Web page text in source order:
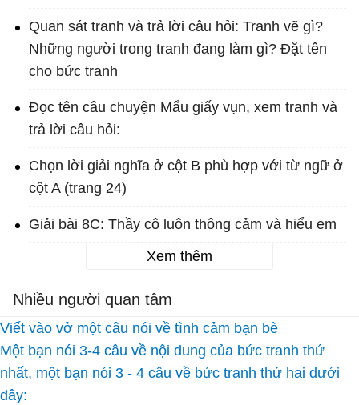
Quan sát tranh và trả lời câu hỏi: Tranh vẽ gì?
Những người trong tranh đang làm gì? Đặt tên
cho bức tranh
Đọc tên câu chuyện Mẩu giấy vụn, xem tranh và
trả lời câu hỏi:
Chọn lời giải nghĩa ở cột B phù hợp với từ ngữ ở
cột A (trang 24)
Giải bài 8C: Thầy cô luôn thông cảm và hiểu em
Xem thêm
Nhiều người quan tâm
Viết vào vở một câu nói về tình cảm bạn bè
Một bạn nói 3-4 câu về nội dung của bức tranh thứ
nhất, một bạn nói 3 - 4 câu về bức tranh thứ hai dưới
đây: